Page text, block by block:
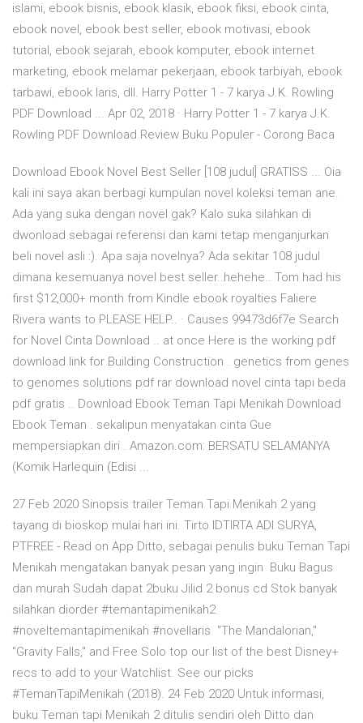
islami, ebook bisnis, ebook klasik, ebook fiksi, ebook cinta,
ebook novel, ebook best seller, ebook motivasi, ebook
tutorial, ebook sejarah, ebook komputer, ebook internet
marketing, ebook melamar pekerjaan, ebook tarbiyah, ebook
tarbawi, ebook laris, dll. Harry Potter 1 - 7 karya J.K. Rowling
PDF Download ... Apr 02, 2018 · Harry Potter 1 - 7 karya J.K.
Rowling PDF Download Review Buku Populer - Corong Baca
Download Ebook Novel Best Seller [108 judul] GRATISS ... Oia
kali ini saya akan berbagi kumpulan novel koleksi teman ane.
Ada yang suka dengan novel gak? Kalo suka silahkan di
dwonload sebagai referensi dan kami tetap menganjurkan
beli novel asli :). Apa saja novelnya? Ada sekitar 108 judul
dimana kesemuanya novel best seller..hehehe.. Tom had his
first $12,000+ month from Kindle ebook royalties Faliere
Rivera wants to PLEASE HELP.. · Causes 99473d6f7e Search
for Novel Cinta Download .. at once Here is the working pdf
download link for Building Construction . genetics from genes
to genomes solutions pdf rar download novel cinta tapi beda
pdf gratis .. Download Ebook Teman Tapi Menikah Download
Ebook Teman . sekalipun menyatakan cinta Gue
mempersiapkan diri . Amazon.com: BERSATU SELAMANYA
(Komik Harlequin (Edisi ...
27 Feb 2020 Sinopsis trailer Teman Tapi Menikah 2 yang
tayang di bioskop mulai hari ini. Tirto IDTIRTA ADI SURYA,
PTFREE - Read on App Ditto, sebagai penulis buku Teman Tapi
Menikah mengatakan banyak pesan yang ingin Buku Bagus
dan murah Sudah dapat 2buku Jilid 2 bonus cd Stok banyak
silahkan diorder #temantapimenikah2
#noveltemantapimenikah #novellaris "The Mandalorian,"
"Gravity Falls," and Free Solo top our list of the best Disney+
recs to add to your Watchlist. See our picks
#TemanTapiMenikah (2018). 24 Feb 2020 Untuk informasi,
buku Teman tapi Menikah 2 ditulis sendiri oleh Ditto dan